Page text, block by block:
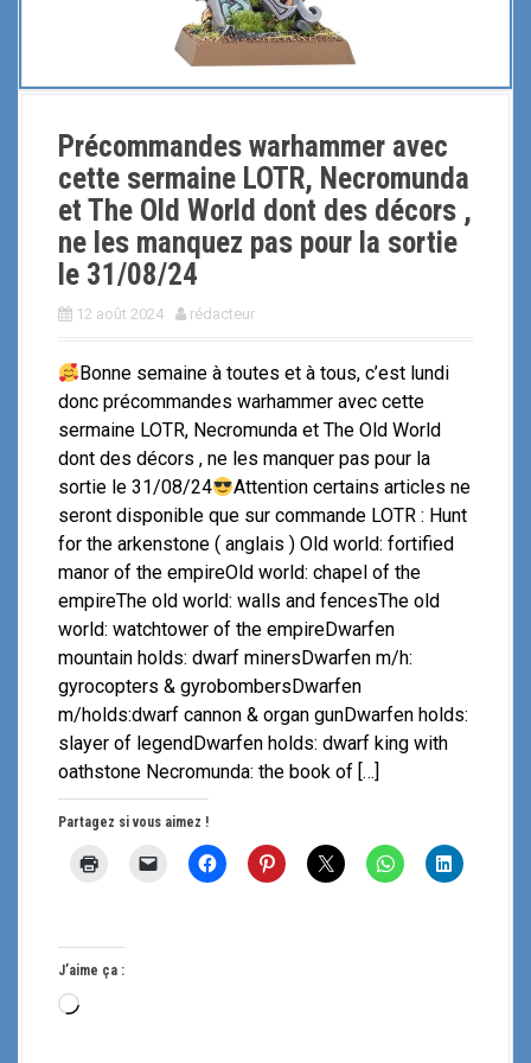
Précommandes warhammer avec
cette sermaine LOTR, Necromunda
et The Old World dont des décors ,
ne les manquez pas pour la sortie
le 31/08/24
12 août 2024 rédacteur
Bonne semaine à toutes et à tous, c’est lundi
donc précommandes warhammer avec cette
sermaine LOTR, Necromunda et The Old World
dont des décors , ne les manquer pas pour la
sortie le 31/08/24
Attention certains articles ne
seront disponible que sur commande LOTR : Hunt
for the arkenstone ( anglais ) Old world: fortified
manor of the empireOld world: chapel of the
empireThe old world: walls and fencesThe old
world: watchtower of the empireDwarfen
mountain holds: dwarf minersDwarfen m/h:
gyrocopters & gyrobombersDwarfen
m/holds:dwarf cannon & organ gunDwarfen holds:
slayer of legendDwarfen holds: dwarf king with
oathstone Necromunda: the book of […]
Partagez si vous aimez !
J’aime ça :
C